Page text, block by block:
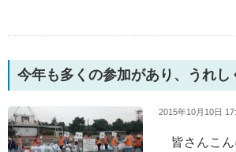
今年も多くの参加があり、うれし
2015年10月10日
皆さんこん